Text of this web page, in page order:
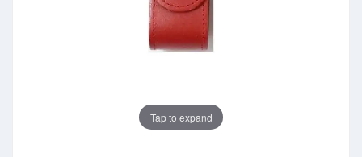
Tap to expand